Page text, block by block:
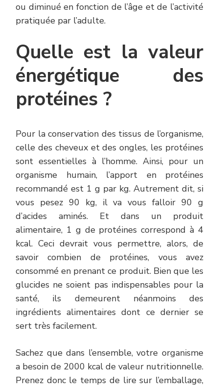
ou diminué en fonction de l’âge et de l’activité
pratiquée par l’adulte.
Quelle est la valeur
énergétique des
protéines ?
Pour la conservation des tissus de l’organisme,
celle des cheveux et des ongles, les protéines
sont essentielles à l’homme. Ainsi, pour un
organisme humain, l’apport en protéines
recommandé est 1 g par kg. Autrement dit, si
vous pesez 90 kg, il va vous falloir 90 g
d’acides aminés. Et dans un produit
alimentaire, 1 g de protéines correspond à 4
kcal. Ceci devrait vous permettre, alors, de
savoir combien de protéines, vous avez
consommé en prenant ce produit. Bien que les
glucides ne soient pas indispensables pour la
santé, ils demeurent néanmoins des
ingrédients alimentaires dont ce dernier se
sert très facilement.
Sachez que dans l’ensemble, votre organisme
a besoin de 2000 kcal de valeur nutritionnelle.
Prenez donc le temps de lire sur l’emballage,